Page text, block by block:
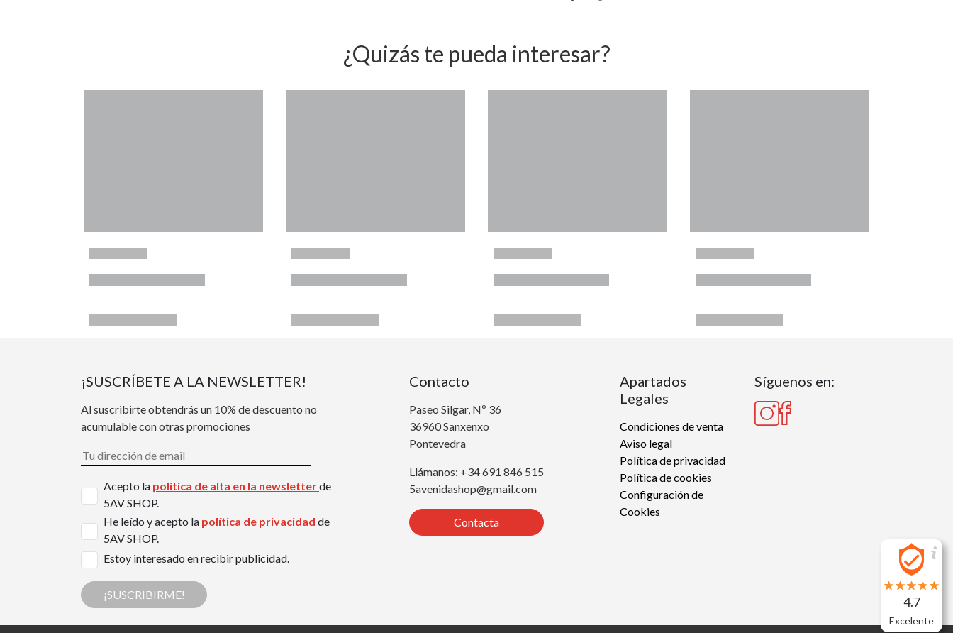
¿Quizás te pueda interesar?
¡SUSCRÍBETE A LA NEWSLETTER!
Al suscribirte obtendrás un 10% de descuento no
acumulable con otras promociones
Acepto la política de alta en la newsletterde
5AV SHOP.
He leído y acepto la política de privacidad de
5AV SHOP.
Estoy interesado en recibir publicidad.
¡SUSCRIBIRME!
Contacto
Paseo Silgar, Nº 36
36960 Sanxenxo
Pontevedra
Llámanos: +34 691 846 515
5avenidashop@gmail.com
Contacta
Apartados
Legales
Condiciones de venta
Aviso legal
Política de privacidad
Política de cookies
Configuración de
Cookies
Síguenos en:
4.7
Excelente